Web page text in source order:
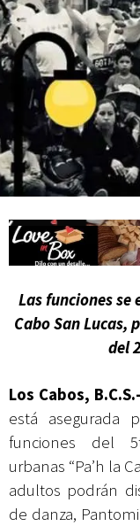
actividades de
Las funciones
Cabo San Lucas,
del
Los Cabos, B.C.S.-
está asegurada
funciones del
urbanas “Pa’h la
adultos podrán
de danza,